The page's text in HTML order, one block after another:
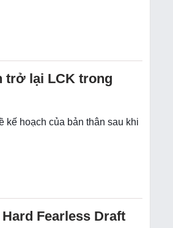
trở lại LCK trong
kế hoạch của bản thân sau khi
Fearless Draft